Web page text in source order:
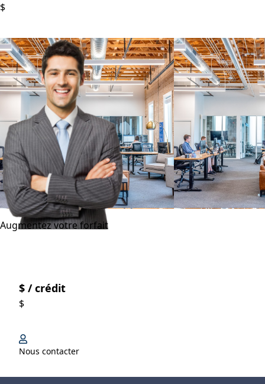
$
Augmentez votre forfait
$ / crédit
$
Nous contacter